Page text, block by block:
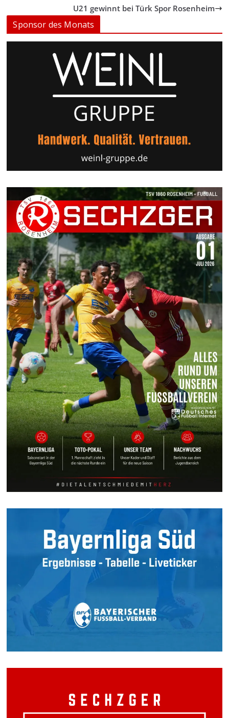
U21 gewinnt bei Türk Spor Rosenheim
Sponsor des Monats